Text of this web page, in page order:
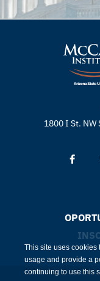
1800 I St. NW
This site uses cookies
usage and provide a
continuing to use this